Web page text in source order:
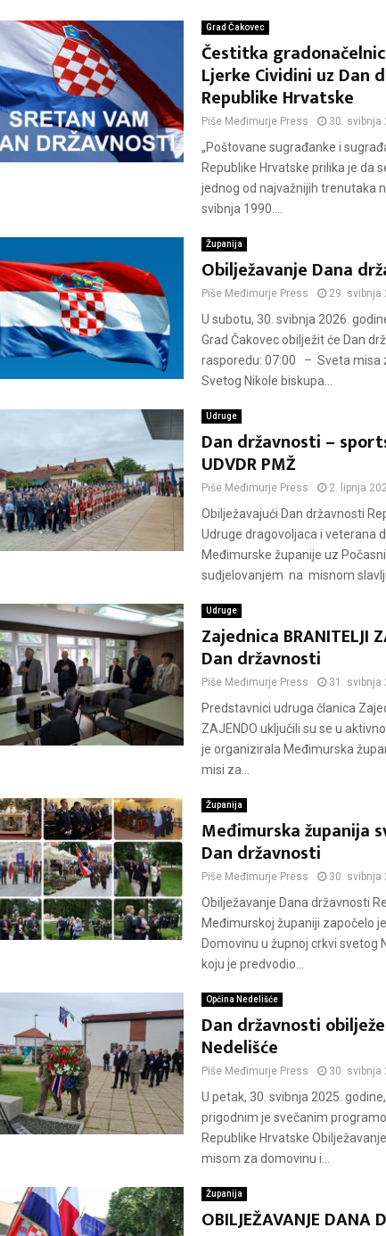
Grad Čakovec
Čestitka
Ljerke Cividini uz Dan
Republike Hrvatske
Piše Međimurje Press 30. svibnja
„Poštovane sugrađanke i
Republike Hrvatske prilika je da
jednog od najvažnijih trenutaka
svibnja 1990....
Županija
Obilježavanje Dana
Piše Međimurje Press 29. svibnja
U subotu, 30. svibnja 2026.
Grad Čakovec obilježit će Dan
rasporedu: 07:00 – Sveta misa
Svetog Nikole biskupa...
Udruge
Dan državnosti –
UDVDR PMŽ
Piše Međimurje Press 2. lipnja
Obilježavajući Dan državnosti
Udruge dragovoljaca i veterana
Međimurske županije uz
sudjelovanjem na misnom slavlju
Udruge
Zajednica BRANITELJI
Dan državnosti
Piše Međimurje Press 31. svibnja
Predstavnici udruga članica
ZAJENDO uključili su se u
je organizirala Međimurska
misi za...
Županija
Međimurska županija
Dan državnosti
Piše Međimurje Press 30. svibnja
Obilježavanje Dana državnosti
Međimurskoj županiji započelo
Domovinu u župnoj crkvi svetog
koju je predvodio...
Općina Nedelišće
Dan državnosti
Nedelišće
Piše Međimurje Press 30. svibnja
U petak, 30. svibnja 2025.
prigodnim je svečanim
Republike Hrvatske
misom za domovinu i...
Županija
OBILJEŽAVANJE DANA